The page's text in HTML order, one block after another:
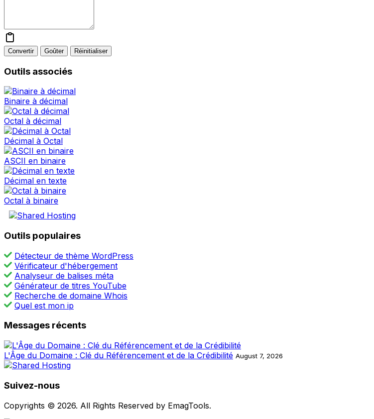
Convertir Goûter Réinitialiser
Outils associés
Binaire à décimal
Octal à décimal
Décimal à Octal
ASCII en binaire
Décimal en texte
Octal à binaire
Outils populaires
Détecteur de thème WordPress
Vérificateur d'hébergement
Analyseur de balises méta
Générateur de titres YouTube
Recherche de domaine Whois
Quel est mon ip
Messages récents
L'Âge du Domaine : Clé du Référencement et de la Crédibilité August 7, 2026
Suivez-nous
Copyrights © 2026. All Rights Reserved by EmagTools.